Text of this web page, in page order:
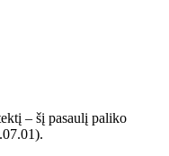
– šį pasaulį paliko